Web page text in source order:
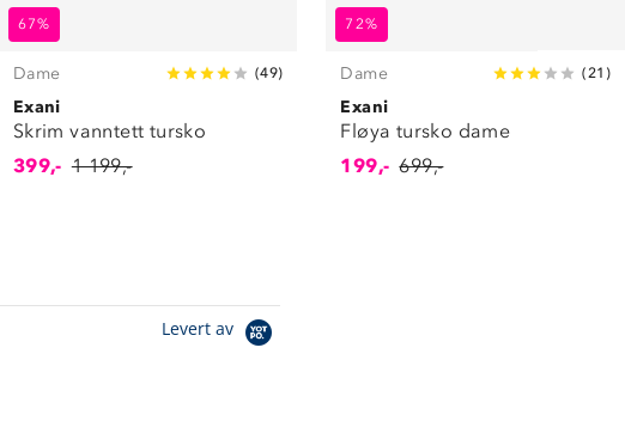
67%
Dame (49)
Exani
Skrim vanntett tursko
399,- 1 199,-
72%
Dame ( 21 )
Exani
Fløya tursko dame
199,- 699,-
Levert av